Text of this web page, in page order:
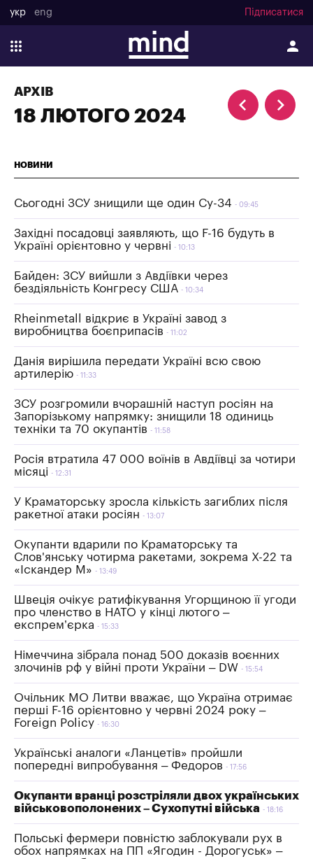
укр eng Підписатися
АРХІВ
18 ЛЮТОГО 2024
НОВИНИ
Сьогодні ЗСУ знищили ще один Су-34 09:45
Західні посадовці заявляють, що F-16 будуть в
Україні орієнтовно у червні
10:13
Байден: ЗСУ вийшли з Авдіївки через
бездіяльність Конгресу США
10:34
Rheinmetall відкриє в Україні завод з
виробництва боєприпасів
11:02
Данія вирішила передати Україні всю свою
артилерію
11:33
ЗСУ розгромили вчорашній наступ росіян на
Запорізькому напрямку: знищили 18 одиниць
техніки та 70 окупантів
11:58
Росія втратила 47 000 воїнів в Авдіївці за чотири
місяці
12:31
У Краматорську зросла кількість загиблих після
ракетної атаки росіян
13:07
Окупанти вдарили по Краматорську та
Слов'янську чотирма ракетами, зокрема Х-22 та
«Іскандер М»
13:49
Швеція очікує ратифікування Угорщиною її угоди
про членство в НАТО у кінці лютого –
експрем’єрка
15:33
Німеччина зібрала понад 500 доказів воєнних
злочинів рф у війні проти України – DW
15:54
Очільник МО Литви вважає, що Україна отримає
перші F-16 орієнтовно у червні 2024 року –
Foreign Policy
16:30
Українські аналоги «Ланцетів» пройшли
попередні випробування – Федоров
17:56
Окупанти вранці розстріляли двох українських
військовополонених – Сухопутні війська
18:16
Польські фермери повністю заблокували рух в
обох напрямках на ПП «Ягодин - Дорогуськ» –